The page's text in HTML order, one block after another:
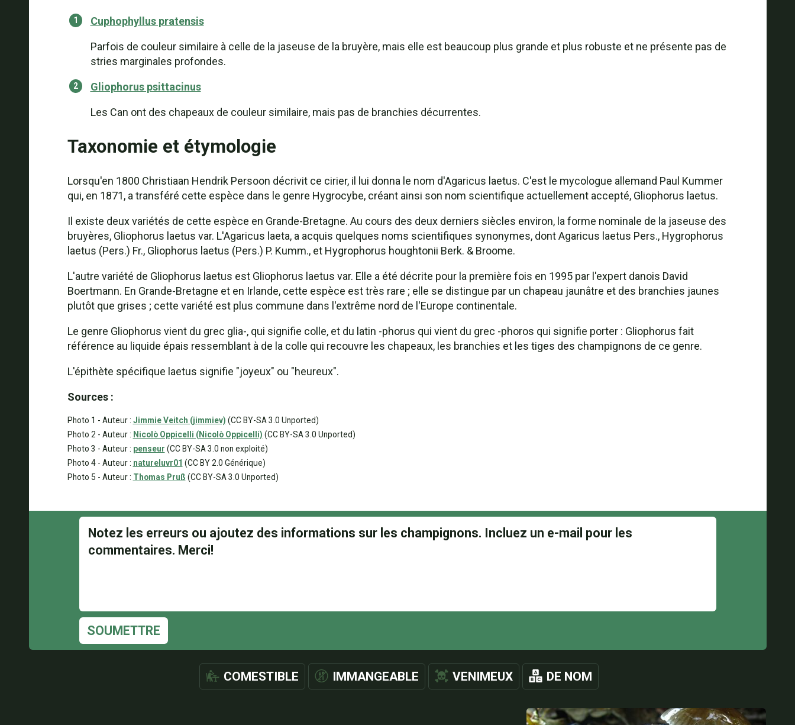
Cuphophyllus pratensis
Parfois de couleur similaire à celle de la jaseuse de la bruyère, mais elle est beaucoup plus grande et plus robuste et ne présente pas de
stries marginales profondes.
Gliophorus psittacinus
Les Сan ont des chapeaux de couleur similaire, mais pas de branchies décurrentes.
Taxonomie et étymologie
Lorsqu'en 1800 Christiaan Hendrik Persoon décrivit ce cirier, il lui donna le nom d'Agaricus laetus. C'est le mycologue allemand Paul Kummer
qui, en 1871, a transféré cette espèce dans le genre Hygrocybe, créant ainsi son nom scientifique actuellement accepté, Gliophorus laetus.
Il existe deux variétés de cette espèce en Grande-Bretagne. Au cours des deux derniers siècles environ, la forme nominale de la jaseuse des
bruyères, Gliophorus laetus var. L'Agaricus laeta, a acquis quelques noms scientifiques synonymes, dont Agaricus laetus Pers., Hygrophorus
laetus (Pers.) Fr., Gliophorus laetus (Pers.) P. Kumm., et Hygrophorus houghtonii Berk. & Broome.
L'autre variété de Gliophorus laetus est Gliophorus laetus var. Elle a été décrite pour la première fois en 1995 par l'expert danois David
Boertmann. En Grande-Bretagne et en Irlande, cette espèce est très rare ; elle se distingue par un chapeau jaunâtre et des branchies jaunes
plutôt que grises ; cette variété est plus commune dans l'extrême nord de l'Europe continentale.
Le genre Gliophorus vient du grec glia-, qui signifie colle, et du latin -phorus qui vient du grec -phoros qui signifie porter : Gliophorus fait
référence au liquide épais ressemblant à de la colle qui recouvre les chapeaux, les branchies et les tiges des champignons de ce genre.
L'épithète spécifique laetus signifie "joyeux" ou "heureux".
Sources :
Photo 1 - Auteur : Jimmie Veitch (jimmiev) (CC BY-SA 3.0 Unported)
Photo 2 - Auteur : Nicolò Oppicelli (Nicolò Oppicelli) (CC BY-SA 3.0 Unported)
Photo 3 - Auteur : penseur (CC BY-SA 3.0 non exploité)
Photo 4 - Auteur : natureluvr01 (CC BY 2.0 Générique)
Photo 5 - Auteur : Thomas Pruß (CC BY-SA 3.0 Unported)
SOUMETTRE
COMESTIBLE IMMANGEABLE VENIMEUX DE NOM